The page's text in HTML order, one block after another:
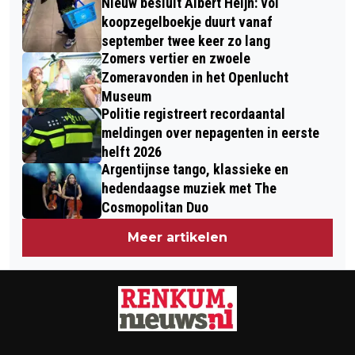
koopzegelboekje duurt vanaf
september twee keer zo lang
Zomers vertier en zwoele
Zomeravonden in het Openlucht
Museum
Politie registreert recordaantal
meldingen over nepagenten in eerste
helft 2026
Argentijnse tango, klassieke en
hedendaagse muziek met The
Cosmopolitan Duo
Meer artikelen